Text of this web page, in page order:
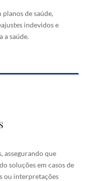
de saúde,
indevidos e
a saúde.
reajustes
essenciais para a
assegurando que
soluções em casos de
ou interpretações
buscando soluções
abusivas